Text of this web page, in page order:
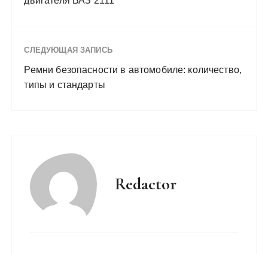
СЛЕДУЮЩАЯ ЗАПИСЬ
Ремни безопасности в автомобиле: количество,
типы и стандарты
Redactor